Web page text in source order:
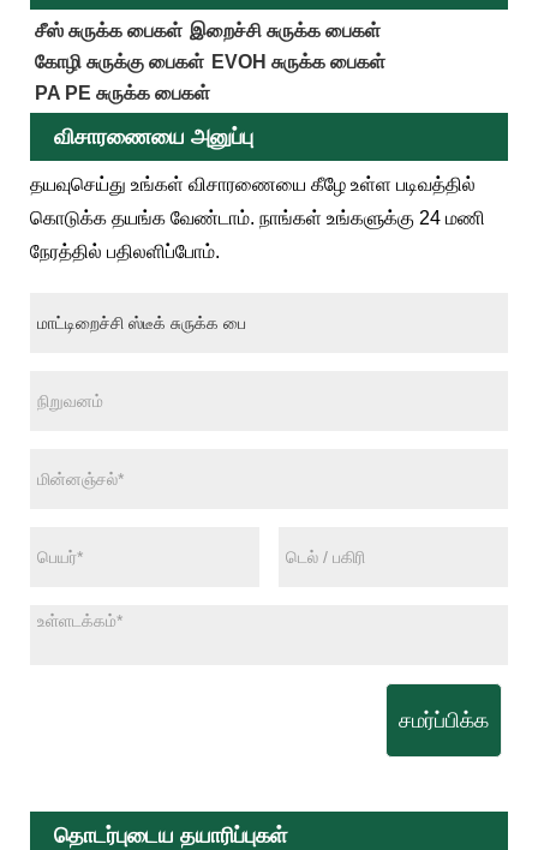
சீஸ் சுருக்க பைகள் இறைச்சி சுருக்க பைகள்
கோழி சுருக்கு பைகள் EVOH சுருக்க பைகள்
PA PE சுருக்க பைகள்
விசாரணையை அனுப்பு
தயவுசெய்து உங்கள் விசாரணையை கீழே உள்ள படிவத்தில்
கொடுக்க தயங்க வேண்டாம். நாங்கள் உங்களுக்கு 24 மணி
நேரத்தில் பதிலளிப்போம்.
சமர்ப்பிக்க
தொடர்புடைய தயாரிப்புகள்